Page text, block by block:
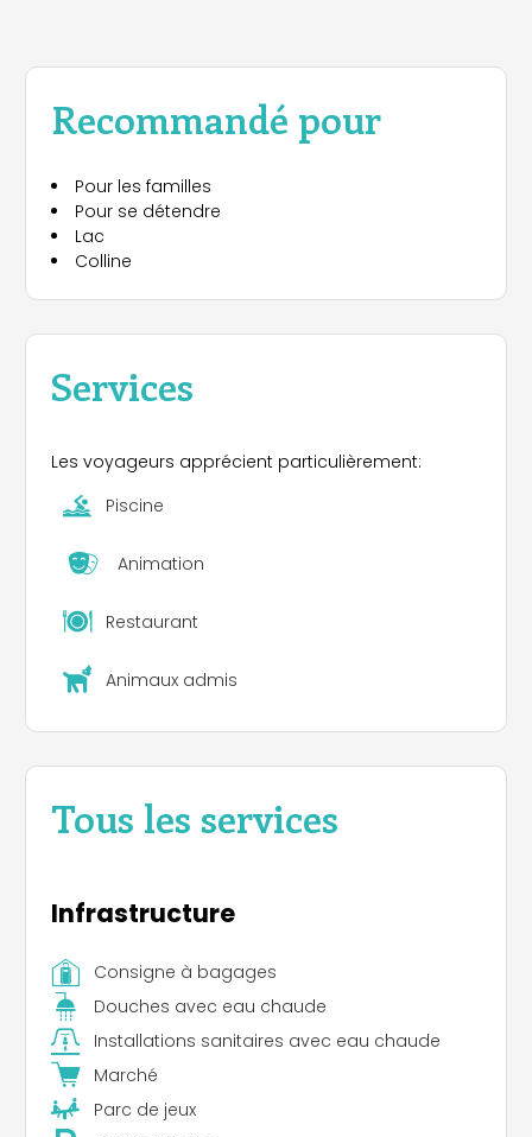
Recommandé pour
Pour les familles
Pour se détendre
Lac
Colline
Services
Les voyageurs apprécient particulièrement:
Piscine
Animation
Restaurant
Animaux admis
Tous les services
Infrastructure
Consigne à bagages
Douches avec eau chaude
Installations sanitaires avec eau chaude
Marché
Parc de jeux